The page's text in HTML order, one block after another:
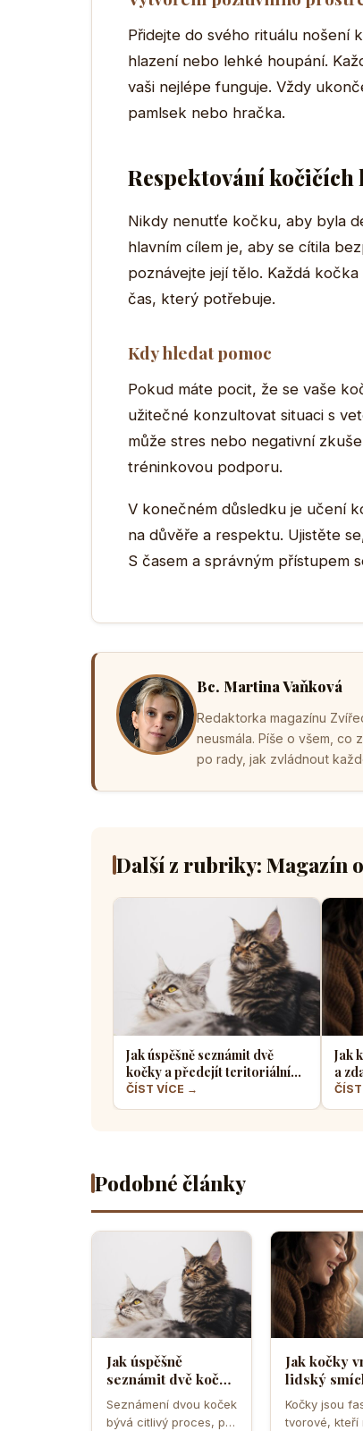
Přidejte do svého rituálu nošení
hlazení nebo lehké houpání.
vaši nejlépe funguje. Vždy
pamlsek nebo hračka.
Respektování kočičích
Nikdy nenutťe kočku, aby byla
hlavním cílem je, aby se cítila
poznávejte její tělo. Každá
čas, který potřebuje.
Kdy hledat pomoc
Pokud máte pocit, že se vaše
užitečné konzultovat situaci s
může stres nebo negativní
tréninkovou podporu.
V konečném důsledku je učení
na důvěře a respektu. Ujistěte
S časem a správným přístupem
Bc. Martina Vaňková
Redaktorka magazínu
neusmála. Píše o všem, co
po rady, jak zvládnout
Další z rubriky: Magazín
Jak úspěšně seznámit dvě
kočky a předejít teritoriálním
válkám
ČÍST VÍCE →
Jak
a
Podobné články
Jak úspěšně
seznámit dvě kočky
a předejít
teritoriálním
Seznámení dvou koček
bývá citlivý proces, při
Jak kočky
lidský
ho považují
projev
Kočky jsou
tvorové, kteří